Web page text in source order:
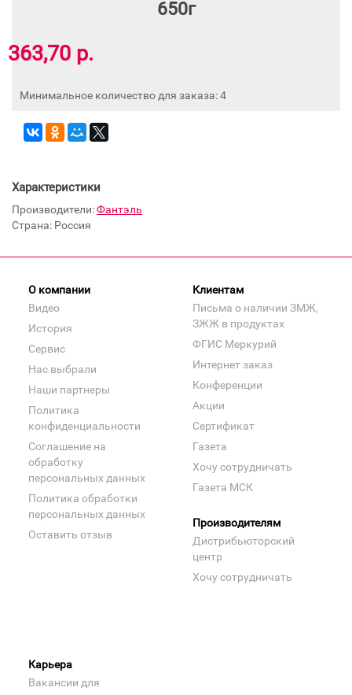
650г
363,70 р.
Минимальное количество для заказа: 4
Характеристики
Производители:Фантэль
Страна: Россия
О компании
Видео
История
Сервис
Нас выбрали
Наши партнеры
Политика
конфиденциальности
Соглашение на
обработку
персональных данных
Политика обработки
персональных данных
Оставить отзыв
Клиентам
Письма о наличии ЗМЖ,
ЗЖЖ в продуктах
ФГИС Меркурий
Интернет заказ
Конференции
Акции
Сертификат
Газета
Хочу сотрудничать
Газета МСК
Производителям
Дистрибьюторский
центр
Хочу сотрудничать
Карьера
Вакансии для